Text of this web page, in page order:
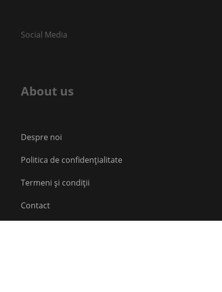
Social Media
About us
Despre noi
Politica de confidențialitate
Termeni și condiții
Contact